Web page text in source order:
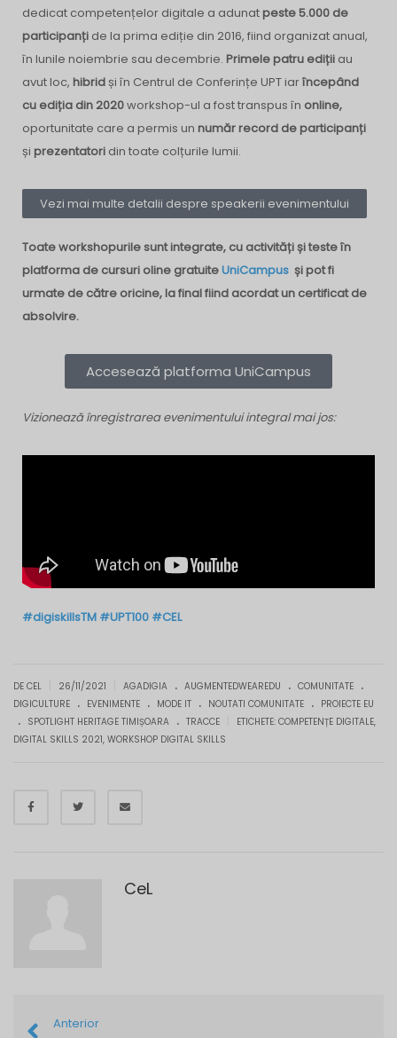
dedicat competențelor digitale a adunat peste 5.000 de
participanți de la prima ediție din 2016, fiind organizat anual,
în lunile noiembrie sau decembrie. Primele patru ediții au
avut loc, hibridși în Centrul de Conferințe UPT iarîncepând
cu ediția din 2020workshop-ul a fost transpus în online,
oportunitate care a permis un număr record de participanți
și prezentatori din toate colțurile lumii.
Vezi mai multe detalii despre speakerii evenimentului
Toate workshopurile sunt integrate, cu activități și teste în
platforma de cursuri oline gratuiteUniCampus și pot fi
urmate de către oricine, la final fiind acordat un certificat de
absolvire.
Accesează platforma UniCampus
Vizionează înregistrarea evenimentului integral mai jos:
#digiskillsTM #UPT100 #CEL
DE CEL 26/11/2021 AGADIGIA . AUGMENTEDWEAREDU . COMUNITATE .
DIGICULTURE . EVENIMENTE . MODE IT . NOUTATI COMUNITATE . PROIECTE EU
. SPOTLIGHT HERITAGE TIMIȘOARA . TRACCE ETICHETE: COMPETENȚE DIGITALE,
DIGITAL SKILLS 2021, WORKSHOP DIGITAL SKILLS
CeL
Anterior